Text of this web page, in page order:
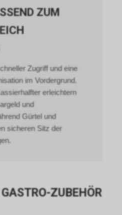
ZUM
Zugriff und eine
im Vordergrund.
erleichtern
und
Gürtel und
sicheren Sitz der
ZUBEHÖR